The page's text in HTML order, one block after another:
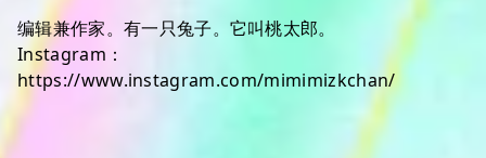
编辑兼作家。有一只兔子。它叫桃太郎。
Instagram：
https://www.instagram.com/mimimizkchan/